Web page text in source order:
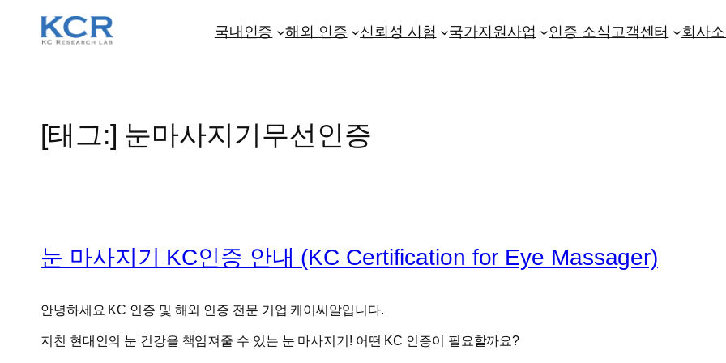
국내인증 해외 인증 신뢰성 시험 국가지원사업 인증 소식고객센터 회사
[태그:] 눈마사지기무선인증
눈 마사지기 KC인증 안내 (KC Certification for Eye Massager)
안녕하세요 KC 인증 및 해외 인증 전문 기업 케이씨알입니다.
지친 현대인의 눈 건강을 책임져줄 수 있는 눈 마사지기! 어떤 KC 인증이 필요할까요?